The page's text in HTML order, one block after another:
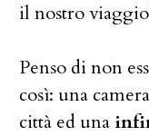
il nostro
Penso di non
così: una
città ed una